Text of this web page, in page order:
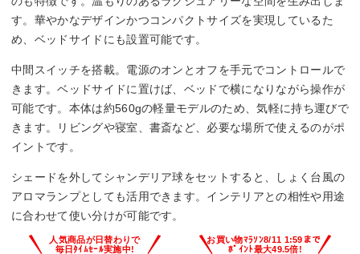
す。華やかなデザインかつコンパクトサイズを実現しているた
め、ベッドサイドにも設置可能です。
中間スイッチを搭載。電源のオンとオフを手元でコントロールで
きます。ベッドサイドに置けば、ベッドで横になりながら操作が
可能です。本体は約560gの軽量モデルのため、気軽に持ち運びで
きます。リビングや寝室、書斎など、必要な場所で使えるのがポ
イントです。
シェードを外してシャンデリア球をセットすると、しょく台風の
アロマランプとしても活用できます。インテリアとの相性や用途
に合わせて使い分けが可能です。